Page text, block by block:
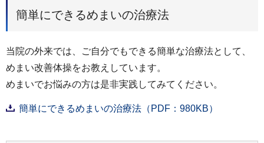
簡単にできるめまいの治療法
当院の外来では、ご自分でもできる簡単な治療法として、
めまい改善体操をお教えしています。
めまいでお悩みの方は是非実践してみてください。
簡単にできるめまいの治療法（PDF：980KB）